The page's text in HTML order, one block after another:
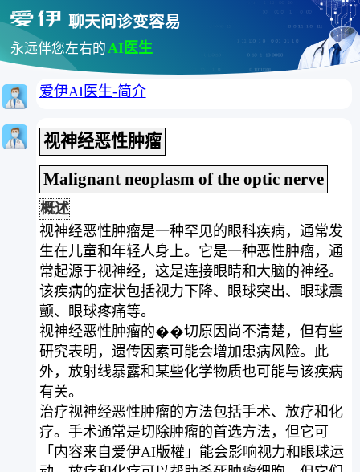
聊天问诊变容易
永远伴您左右的AI医生
爱伊AI医生-简介
视神经恶性肿瘤
Malignant neoplasm of the optic nerve
概述
视神经恶性肿瘤是一种罕见的眼科疾病，通常发
生在儿童和年轻人身上。它是一种恶性肿瘤，通
常起源于视神经，这是连接眼睛和大脑的神经。
该疾病的症状包括视力下降、眼球突出、眼球震
颤、眼球疼痛等。
视神经恶性肿瘤的��切原因尚不清楚，但有些
研究表明，遗传因素可能会增加患病风险。此
外，放射线暴露和某些化学物质也可能与该疾病
有关。
治疗视神经恶性肿瘤的方法包括手术、放疗和化
疗。手术通常是切除肿瘤的首选方法，但它可
「内容来自爱伊AI版權」能会影响视力和眼球运